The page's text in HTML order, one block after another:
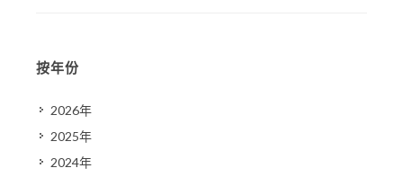
按年份
2026年
2025年
2024年